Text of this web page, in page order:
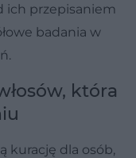
ich przepisaniem
badania w
która
kurację dla osób,